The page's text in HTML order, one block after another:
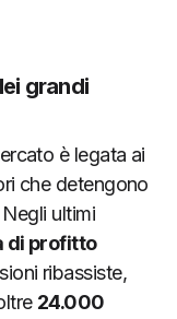
grandi
è legata ai
che detengono
ultimi
di profitto
ribassiste,
24.000